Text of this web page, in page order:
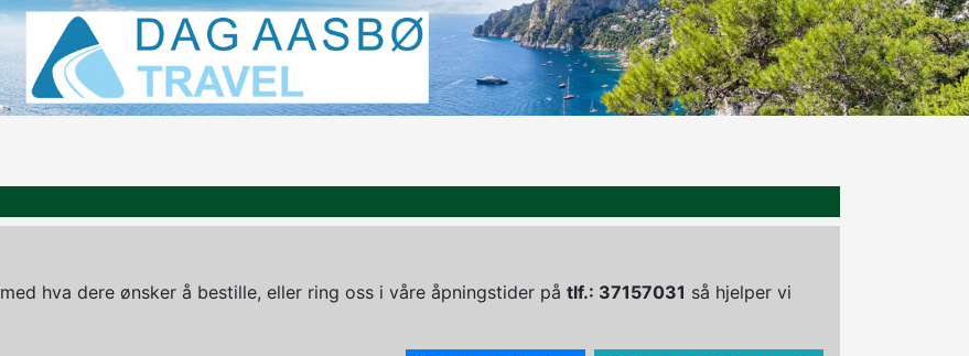
med hva dere ønsker å bestille, eller ring oss i våre åpningstider på tlf.: 37157031 så hjelper vi